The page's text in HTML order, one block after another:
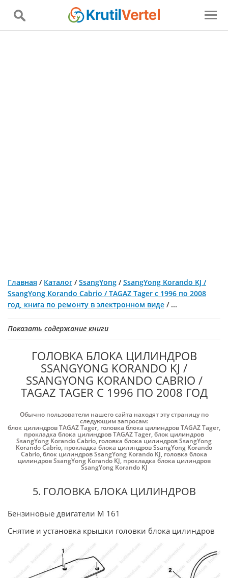
Главная / Каталог /SsangYong /SsangYong Korando KJ /
SsangYong Korando Cabrio / ТАGАZ Tager с 1996 по 2008
год, книга по ремонту в электронном виде / ...
Показать содержание книги
ГОЛОВКА БЛОКА ЦИЛИНДРОВ
SSANGYONG KORANDO KJ /
SSANGYONG KORANDO CABRIO /
ТАGАZ TAGER С 1996 ПО 2008 ГОД
Обычно пользователи нашего сайта находят эту страницу по
следующим запросам:
блок цилиндров ТАGАZ Tager, головка блока цилиндров ТАGАZ Tager,
прокладка блока цилиндров ТАGАZ Tager,блок цилиндров
SsangYong Korando Cabrio, головка блока цилиндров SsangYong
Korando Cabrio, прокладка блока цилиндров SsangYong Korando
Cabrio,блок цилиндров SsangYong Korando KJ, головка блока
цилиндров SsangYong Korando KJ,прокладка блока цилиндров
SsangYong Korando KJ
5. ГОЛОВКА БЛОКА ЦИЛИНДРОВ
Бензиновые двигатели М 161
Снятие и установка крышки головки блока цилиндров